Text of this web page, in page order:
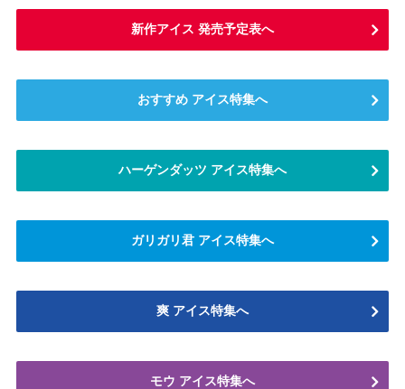
新作アイス 発売予定表へ
おすすめ アイス特集へ
ハーゲンダッツ アイス特集へ
ガリガリ君 アイス特集へ
爽 アイス特集へ
モウ アイス特集へ